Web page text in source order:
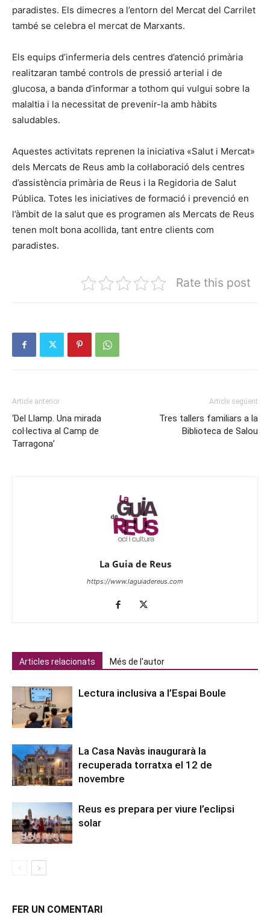
paradistes. Els dimecres a l’entorn del Mercat del Carrilet
també se celebra el mercat de Marxants.
Els equips d’infermeria dels centres d’atenció primària
realitzaran també controls de pressió arterial i de
glucosa, a banda d’informar a tothom qui vulgui sobre la
malaltia i la necessitat de prevenir-la amb hàbits
saludables.
Aquestes activitats reprenen la iniciativa «Salut i Mercat»
dels Mercats de Reus amb la col·laboració dels centres
d’assistència primària de Reus i la Regidoria de Salut
Pública. Totes les iniciatives de formació i prevenció en
l’àmbit de la salut que es programen als Mercats de Reus
tenen molt bona acollida, tant entre clients com
paradistes.
Rate this post
Article anterior
‘Del Llamp. Una mirada
col·lectiva al Camp de
Tarragona’
Article següent
Tres tallers familiars a la
Biblioteca de Salou
La Guia de Reus
https://www.laguiadereus.com
Articles relacionats Més de l'autor
Lectura inclusiva a l’Espai Boule
La Casa Navàs inaugurarà la
recuperada torratxa el 12 de
novembre
Reus es prepara per viure l’eclipsi
solar
FER UN COMENTARI